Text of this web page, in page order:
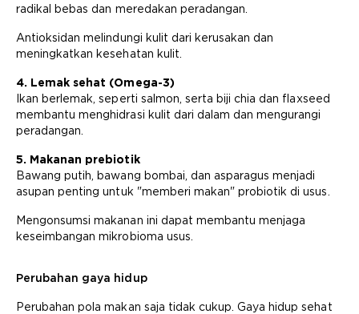
radikal bebas dan meredakan peradangan.
Antioksidan melindungi kulit dari kerusakan dan
meningkatkan kesehatan kulit.
4. Lemak sehat (Omega-3)
Ikan berlemak, seperti salmon, serta biji chia dan flaxseed
membantu menghidrasi kulit dari dalam dan mengurangi
peradangan.
5. Makanan prebiotik
Bawang putih, bawang bombai, dan asparagus menjadi
asupan penting untuk "memberi makan" probiotik di usus.
Mengonsumsi makanan ini dapat membantu menjaga
keseimbangan mikrobioma usus.
Perubahan gaya hidup
Perubahan pola makan saja tidak cukup. Gaya hidup sehat